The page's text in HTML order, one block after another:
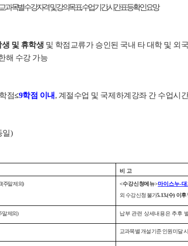
과목별 수강자격 및 강의목표, 수업기간, 시간표 등 확인 요망
및 휴학생 및 학점교류가 승인된 국내 타 대학 및 외
해 수강 가능
점≤9학점 이내 , 계절수업 및 국제하계강좌 간 수업시간
일)
비 고
(주말 제외) <수강신청메뉴>마이스누-
외 수강신청 불가5.13.(수) 이
말 제외) 납부 관련 상세내용은 추후
교과목 별 개설 기준 인원 미달